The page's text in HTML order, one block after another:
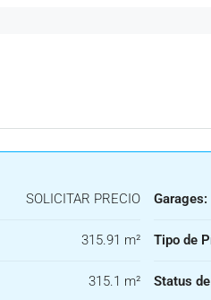
SOLICITAR PRECIO
315.91 m²
315.1 m²
Garages:
Tipo de
Status